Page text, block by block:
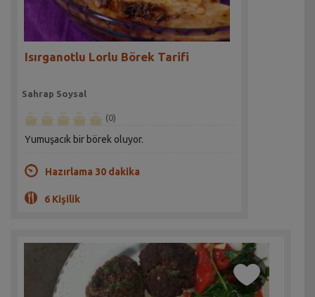
Isırganotlu Lorlu Börek Tarifi
Sahrap Soysal
(0)
Yumuşacık bir börek oluyor.
Hazırlama 30 dakika
6 Kişilik